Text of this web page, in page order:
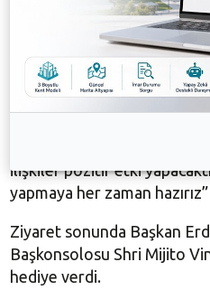
biliyordum” diyerek
“Geçmişte orta çalışmalar
ediyorum. Görev süreniz
görüşmeye devam
gibi Bursa ile Hindistan
Geçen yıl Bursa ve
dolarlık ticaret yapılmış. İş
ilişkiler pozitif etki
yapmaya her zaman
Ziyaret sonunda Başkan
Başkonsolosu Shri Mijito
hediye verdi.